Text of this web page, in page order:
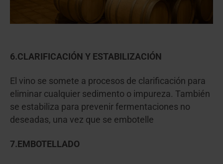
6.CLARIFICACIÓN Y ESTABILIZACIÓN
El vino se somete a procesos de clarificación para
eliminar cualquier sedimento o impureza. También
se estabiliza para prevenir fermentaciones no
deseadas, una vez que se embotelle
7.EMBOTELLADO